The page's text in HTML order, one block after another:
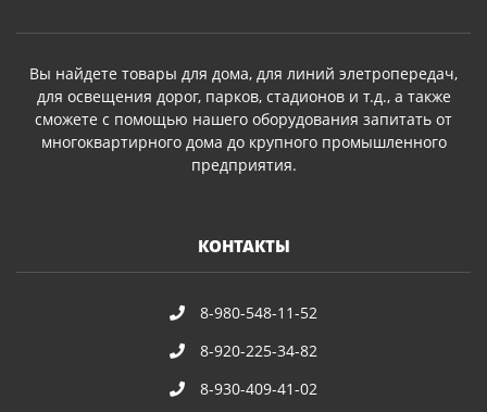
Вы найдете товары для дома, для линий элетропередач,
для освещения дорог, парков, стадионов и т.д., а также
сможете с помощью нашего оборудования запитать от
многоквартирного дома до крупного промышленного
предприятия.
КОНТАКТЫ
8-980-548-11-52
8-920-225-34-82
8-930-409-41-02